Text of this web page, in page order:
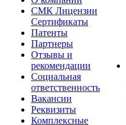
СМК Лицензии
Сертификаты
Патенты
Партнеры
Отзывы и
рекомендации
Социальная
ответственность
Вакансии
Реквизиты
Комплексные